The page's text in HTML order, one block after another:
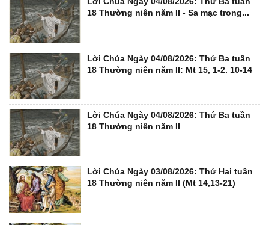
18 Thường niên năm II - Sa mạc trong...
Lời Chúa Ngày 04/08/2026: Thứ Ba tuần
18 Thường niên năm II: Mt 15, 1-2. 10-14
Lời Chúa Ngày 04/08/2026: Thứ Ba tuần
18 Thường niên năm II
Lời Chúa Ngày 03/08/2026: Thứ Hai tuần
18 Thường niên năm II (Mt 14,13-21)